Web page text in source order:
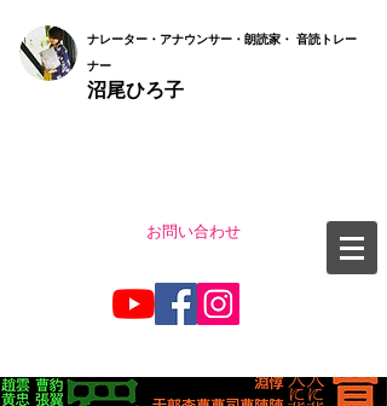
ナレーター・アナウンサー・朗読家・ 音読トレー
ナー
沼尾ひろ子
お問い合わせ